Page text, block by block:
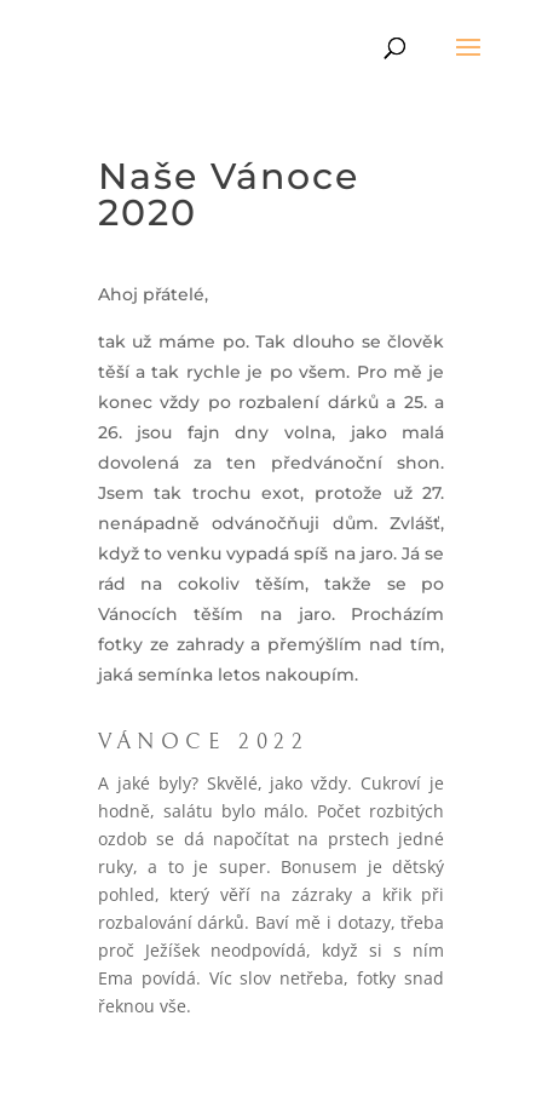
Naše Vánoce
2020
Ahoj přátelé,
tak už máme po. Tak dlouho se člověk
těší a tak rychle je po všem. Pro mě je
konec vždy po rozbalení dárků a 25. a
26. jsou fajn dny volna, jako malá
dovolená za ten předvánoční shon.
Jsem tak trochu exot, protože už 27.
nenápadně odvánočňuji dům. Zvlášť,
když to venku vypadá spíš na jaro. Já se
rád na cokoliv těším, takže se po
Vánocích těším na jaro. Procházím
fotky ze zahrady a přemýšlím nad tím,
jaká semínka letos nakoupím.
VÁNOCE 2022
A jaké byly? Skvělé, jako vždy. Cukroví je
hodně, salátu bylo málo. Počet rozbitých
ozdob se dá napočítat na prstech jedné
ruky, a to je super. Bonusem je dětský
pohled, který věří na zázraky a křik při
rozbalování dárků. Baví mě i dotazy, třeba
proč Ježíšek neodpovídá, když si s ním
Ema povídá. Víc slov netřeba, fotky snad
řeknou vše.